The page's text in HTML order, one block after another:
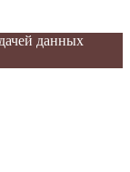
данных